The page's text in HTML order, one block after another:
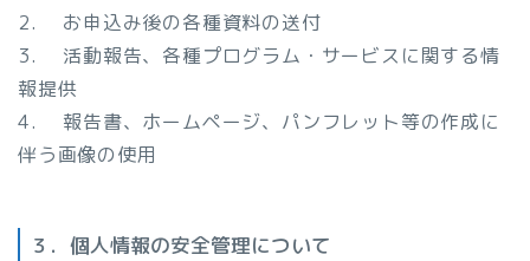
2. お申込み後の各種資料の送付
3. 活動報告、各種プログラム・サービスに関する情
報提供
4. 報告書、ホームページ、パンフレット等の作成に
伴う画像の使用
３．個人情報の安全管理について